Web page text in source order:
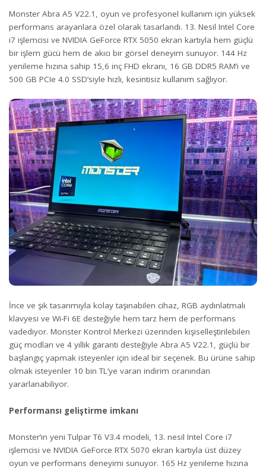
Monster Abra A5 V22.1, oyun ve profesyonel kullanım için yüksek
performans arayanlara özel olarak tasarlandı. 13. Nesil Intel Core
i7 işlemcisi ve NVIDIA GeForce RTX 5050 ekran kartıyla hem güçlü
bir işlem gücü hem de akıcı bir görsel deneyim sunuyor. 144 Hz
yenileme hızına sahip 15,6 inç FHD ekranı, 16 GB DDR5 RAM’i ve
500 GB PCIe 4.0 SSD’siyle hızlı, kesintisiz kullanım sağlıyor.
İnce ve şık tasarımıyla kolay taşınabilen cihaz, RGB aydınlatmalı
klavyesi ve Wi-Fi 6E desteğiyle hem tarz hem de performans
vadediyor. Monster Kontrol Merkezi üzerinden kişiselleştirilebilen
güç modları ve 4 yıllık garanti desteğiyle Abra A5 V22.1, güçlü bir
başlangıç yapmak isteyenler için ideal bir seçenek. Bu ürüne sahip
olmak isteyenler 10 bin TL’ye varan indirim oranından
yararlanabiliyor.
Performansı geliştirme imkanı
Monster’ın yeni Tulpar T6 V3.4 modeli, 13. nesil Intel Core i7
işlemcisi ve NVIDIA GeForce RTX 5070 ekran kartıyla üst düzey
oyun ve performans deneyimi sunuyor. 165 Hz yenileme hızına